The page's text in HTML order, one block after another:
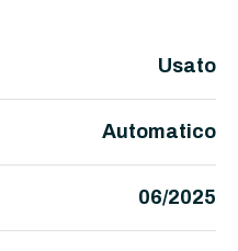
Usato
Automatico
06/2025